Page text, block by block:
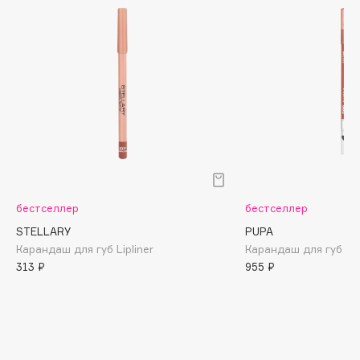
Boadicea The Victorious
Brunello Cucinelli
Bvlgari
by TERRY
BY WISHTREND
бестселлер
STELLARY
Карандаш для губ Lipliner
313 ₽
бестселлер
PUPA
Карандаш для губ
955 ₽